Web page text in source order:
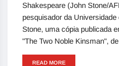
Shakespeare (John Stone/
pesquisador da
Stone, uma cópia publicada
"The Two Noble Kinsman",
READ MORE